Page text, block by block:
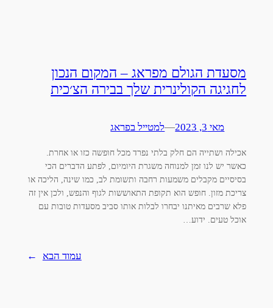
מסעדת הגולם מפראג – המקום הנכון
לחגיגה הקולינרית שלך בבירה הצ׳כית
מאי 3, 2023 —למטייל בפראג
אכילה ושתייה הם חלק בלתי נפרד מכל חופשה כזו או אחרת.
כאשר יש לנו זמן למנוחה משגרת היומיום, לפתע הדברים הכי
בסיסיים מקבלים משמעות רחבה ותשומת לב, כמו שינה, הליכה או
צריכת מזון. חופש הוא תקופת התאוששות לגוף והנפש, ולכן אין זה
פלא שרבים מאיתנו יבחרו לבלות אותו סביב מסעדות טובות עם
אוכל טעים. ידוע…
עמוד הבא →